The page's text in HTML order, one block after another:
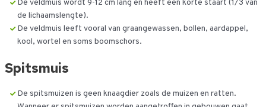
De veldmuis wordt 9-12 cm lang en heeft een korte staart (1/3 van
de lichaamslengte).
De veldmuis leeft vooral van graangewassen, bollen, aardappel,
kool, wortel en soms boomschors.
Spitsmuis
De spitsmuizen is geen knaagdier zoals de muizen en ratten.